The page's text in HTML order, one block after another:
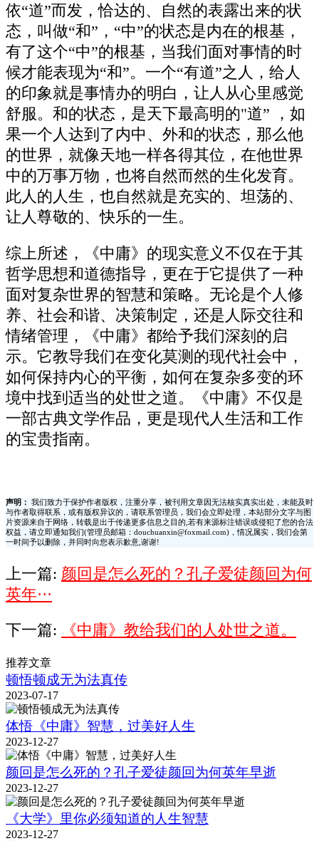
依“道”而发，恰达的、自然的表露出来的状
态，叫做“和”，“中”的状态是内在的根基，
有了这个“中”的根基，当我们面对事情的时
候才能表现为“和”。一个“有道”之人，给人
的印象就是事情办的明白，让人从心里感觉
舒服。和的状态，是天下最高明的"道” ，如
果一个人达到了内中、外和的状态，那么他
的世界，就像天地一样各得其位，在他世界
中的万事万物，也将自然而然的生化发育。
此人的人生，也自然就是充实的、坦荡的、
让人尊敬的、快乐的一生。
综上所述，《中庸》的现实意义不仅在于其
哲学思想和道德指导，更在于它提供了一种
面对复杂世界的智慧和策略。无论是个人修
养、社会和谐、决策制定，还是人际交往和
情绪管理，《中庸》都给予我们深刻的启
示。它教导我们在变化莫测的现代社会中，
如何保持内心的平衡，如何在复杂多变的环
境中找到适当的处世之道。《中庸》不仅是
一部古典文学作品，更是现代人生活和工作
的宝贵指南。
声明：
我们致力于保护作者版权，注重分享，被刊用文章因无法核实真实出处，未能及时
与作者取得联系，或有版权异议的，请联系管理员，我们会立即处理，本站部分文字与图
片资源来自于网络，转载是出于传递更多信息之目的,若有来源标注错误或侵犯了您的合法
权益，请立即通知我们(管理员邮箱：douchuanxin@foxmail.com)，情况属实，我们会第
一时间予以删除，并同时向您表示歉意,谢谢!
上一篇: 颜回是怎么死的？孔子爱徒颜回为何
英年···
下一篇: 《中庸》教给我们的人处世之道。
推荐文章
顿悟顿成无为法真传
2023-07-17
体悟《中庸》智慧，过美好人生
2023-12-27
颜回是怎么死的？孔子爱徒颜回为何英年早逝
2023-12-27
《大学》里你必须知道的人生智慧
2023-12-27